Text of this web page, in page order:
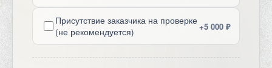
Присутствие заказчика на проверке
(не рекомендуется)
+5 000 ₽